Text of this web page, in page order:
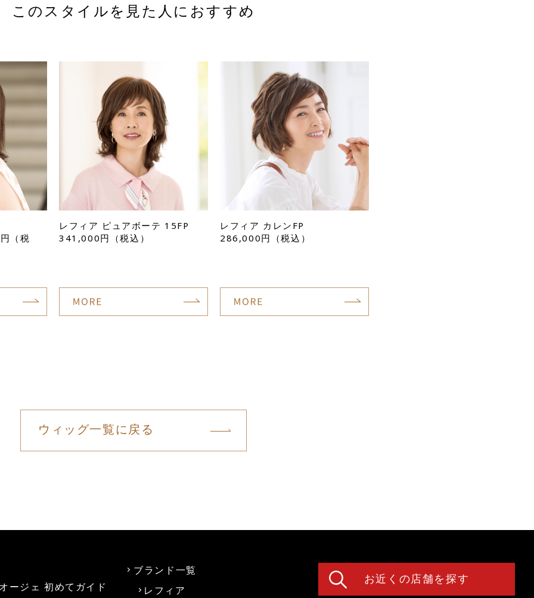
このスタイルを見た人におすすめ
（税
レフィア ピュアボーテ 15FP
341,000円（税込）
レフィア カレンFP
286,000円（税込）
ウィッグ一覧に戻る
ージェ 初めてガイド
ブランド一覧
レフィア
お近くの店舗を探す